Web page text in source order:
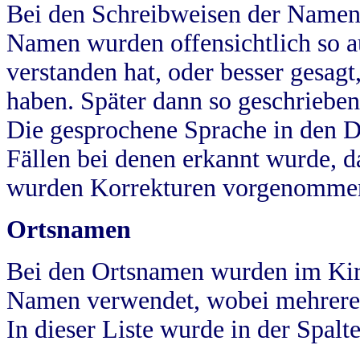
Bei den Schreibweisen der
Namen wurden offensichtlich so
verstanden hat, oder besser
haben. Später dann so
Die gesprochene Sprache in
Fällen bei denen erkannt wurde,
wurden Korrekturen
Ortsnamen
Bei den Ortsnamen wurden im
Namen verwendet, wobei
In dieser Liste wurde in der